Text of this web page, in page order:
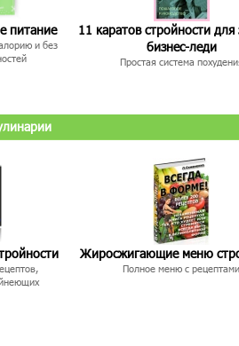
питание
и без
11 каратов стройности для
бизнес-леди
Простая система
Жиросжигающие меню
Полное меню с рецептами